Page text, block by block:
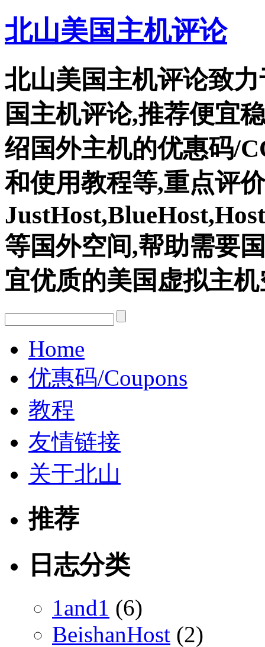
北山美国主机评论
北山美国主机评论致
国主机评论,推荐便宜
绍国外主机的优惠码/
和使用教程等,重点评价
等国外空间,帮助需要
宜优质的美国虚拟主
Home
优惠码/Coupons
教程
友情链接
关于北山
推荐
日志分类
1and1 (6)
BeishanHost (2)